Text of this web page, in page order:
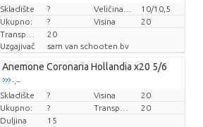
Cijena po komadu
Skladište ?
10/10,5
Ukupno:
? Visina
20
20
Uzgajivač
sam van schooten bv
Anemone Coronaria Hollandia x20 5/6
??? -,--
Cijena po komadu
Skladište ? Visina
20
Ukupno:
?
20
Duljina
15